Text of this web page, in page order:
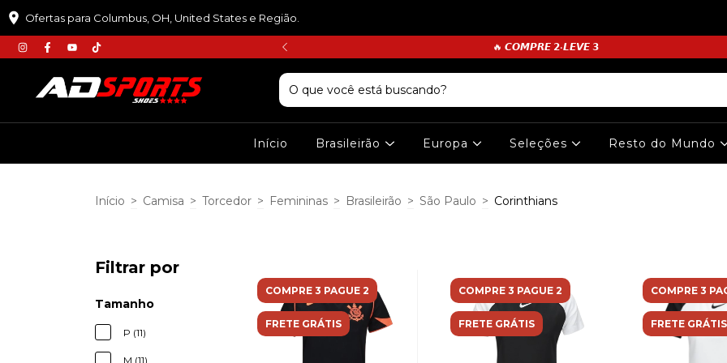
Ofertas para Columbus, OH, United States e Região.
:𝙋𝙍𝙄𝙈𝙀𝙄𝙍𝘼𝘾𝙊𝙈𝙋𝙍𝘼 🔥 𝘾𝙊𝙈𝙋𝙍𝙀 𝟮•𝙇𝙀𝙑𝙀 𝟯
Início Brasileirão Europa Seleções Resto do Mundo
Início > Camisa > Torcedor > Femininas > Brasileirão > São Paulo > Corinthians
Filtrar por
Tamanho
P (11)
M (11)
COMPRE 3 PAGUE 2
FRETE GRÁTIS
COMPRE 3 PAGUE 2
FRETE GRÁTIS
COMPRE 3
FRETE GRÁTIS